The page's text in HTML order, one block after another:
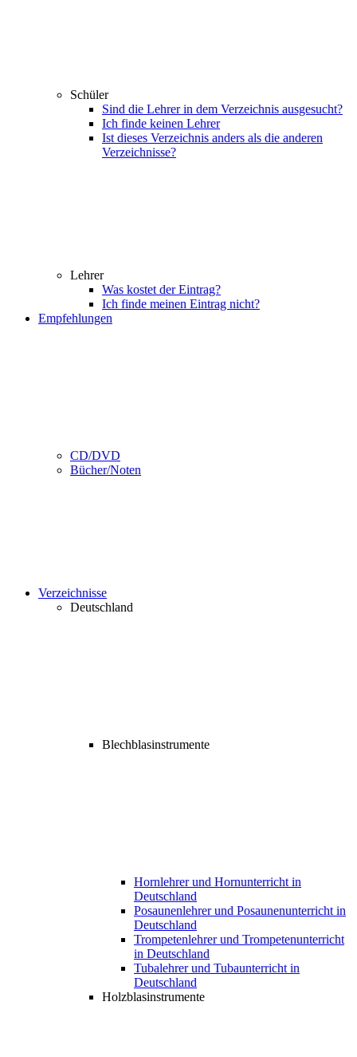
Schüler
Sind die Lehrer in dem Verzeichnis ausgesucht?
Ich finde keinen Lehrer
Ist dieses Verzeichnis anders als die anderen
Verzeichnisse?
Lehrer
Was kostet der Eintrag?
Ich finde meinen Eintrag nicht?
Empfehlungen
CD/DVD
Bücher/Noten
Verzeichnisse
Deutschland
Blechblasinstrumente
Hornlehrer und Hornunterricht in
Deutschland
Posaunenlehrer und Posaunenunterricht in
Deutschland
Trompetenlehrer und Trompetenunterricht
in Deutschland
Tubalehrer und Tubaunterricht in
Deutschland
Holzblasinstrumente